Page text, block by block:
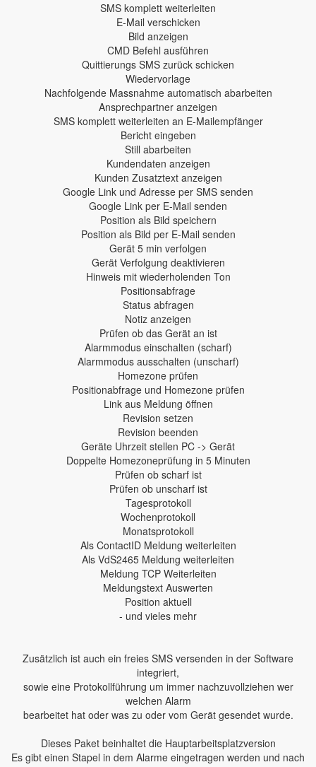
SMS komplett weiterleiten
E-Mail verschicken
Bild anzeigen
CMD Befehl ausführen
Quittierungs SMS zurück schicken
Wiedervorlage
Nachfolgende Massnahme automatisch abarbeiten
Ansprechpartner anzeigen
SMS komplett weiterleiten an E-Mailempfänger
Bericht eingeben
Still abarbeiten
Kundendaten anzeigen
Kunden Zusatztext anzeigen
Google Link und Adresse per SMS senden
Google Link per E-Mail senden
Position als Bild speichern
Position als Bild per E-Mail senden
Gerät 5 min verfolgen
Gerät Verfolgung deaktivieren
Hinweis mit wiederholenden Ton
Positionsabfrage
Status abfragen
Notiz anzeigen
Prüfen ob das Gerät an ist
Alarmmodus einschalten (scharf)
Alarmmodus ausschalten (unscharf)
Homezone prüfen
Positionabfrage und Homezone prüfen
Link aus Meldung öffnen
Revision setzen
Revision beenden
Geräte Uhrzeit stellen PC -> Gerät
Doppelte Homezoneprüfung in 5 Minuten
Prüfen ob scharf ist
Prüfen ob unscharf ist
Tagesprotokoll
Wochenprotokoll
Monatsprotokoll
Als ContactID Meldung weiterleiten
Als VdS2465 Meldung weiterleiten
Meldung TCP Weiterleiten
Meldungstext Auswerten
Position aktuell
- und vieles mehr
Zusätzlich ist auch ein freies SMS versenden in der Software
integriert,
sowie eine Protokollführung um immer nachzuvollziehen wer
welchen Alarm
bearbeitet hat oder was zu oder vom Gerät gesendet wurde.
Dieses Paket beinhaltet die Hauptarbeitsplatzversion
Es gibt einen Stapel in dem Alarme eingetragen werden und nach